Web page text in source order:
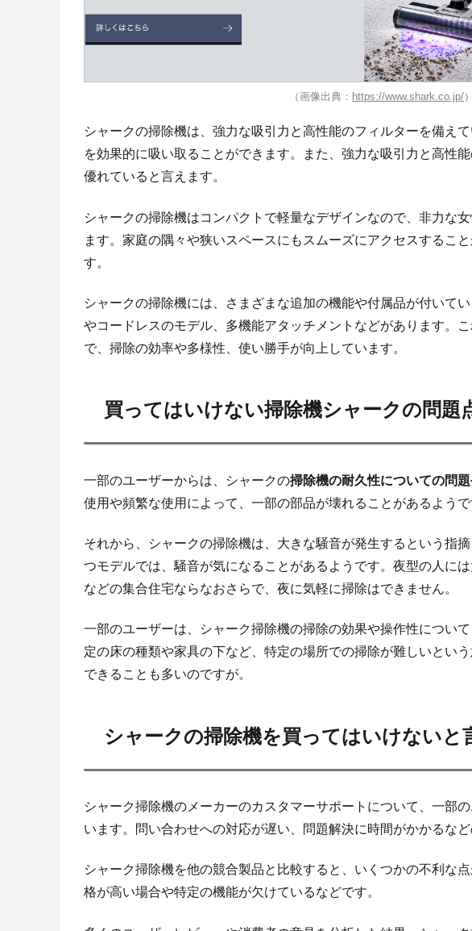
（画像出典： https://www.shark.co.jp/）
シャークの掃除機は、強力な吸引力と高性能のフィルターを備え
を効果的に吸い取ることができます。また、強力な吸引力と高性
優れていると言えます。
シャークの掃除機はコンパクトで軽量なデザインなので、非力な
ます。家庭の隅々や狭いスペースにもスムーズにアクセスするこ
す。
シャークの掃除機には、さまざまな追加の機能や付属品が付いて
やコードレスのモデル、多機能アタッチメントなどがあります。
で、掃除の効率や多様性、使い勝手が向上しています。
買ってはいけない掃除機シャークの問題
一部のユーザーからは、シャークの掃除機の耐久性についての問
使用や頻繁な使用によって、一部の部品が壊れることがあるようで
それから、シャークの掃除機は、大きな騒音が発生するという指
つモデルでは、騒音が気になることがあるようです。夜型の人に
などの集合住宅ならなおさらで、夜に気軽に掃除はできません。
一部のユーザーは、シャーク掃除機の掃除の効果や操作性につい
定の床の種類や家具の下など、特定の場所での掃除が難しいとい
できることも多いのですが。
シャークの掃除機を買ってはいけないと
シャーク掃除機のメーカーのカスタマーサポートについて、一部
います。問い合わせへの対応が遅い、問題解決に時間がかかるなど
シャーク掃除機を他の競合製品と比較すると、いくつかの不利な
格が高い場合や特定の機能が欠けているなどです。